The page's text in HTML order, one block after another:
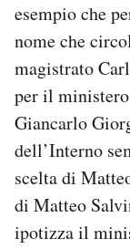
esempio che
nome che
magistrato
per il
Giancarlo
dell’Interno
scelta di
di Matteo
ipotizza il